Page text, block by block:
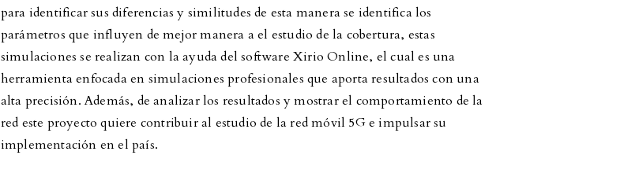
para identificar sus diferencias y similitudes de esta manera se identifica los
parámetros que influyen de mejor manera a el estudio de la cobertura, estas
simulaciones se realizan con la ayuda del software Xirio Online, el cual es una
herramienta enfocada en simulaciones profesionales que aporta resultados con una
alta precisión. Además, de analizar los resultados y mostrar el comportamiento de la
red este proyecto quiere contribuir al estudio de la red móvil 5G e impulsar su
implementación en el país.